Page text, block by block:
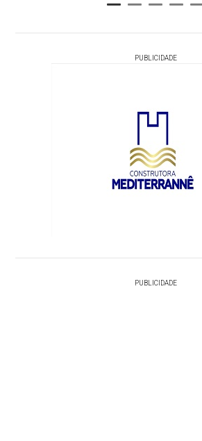
PUBLICIDADE
PUBLICIDADE